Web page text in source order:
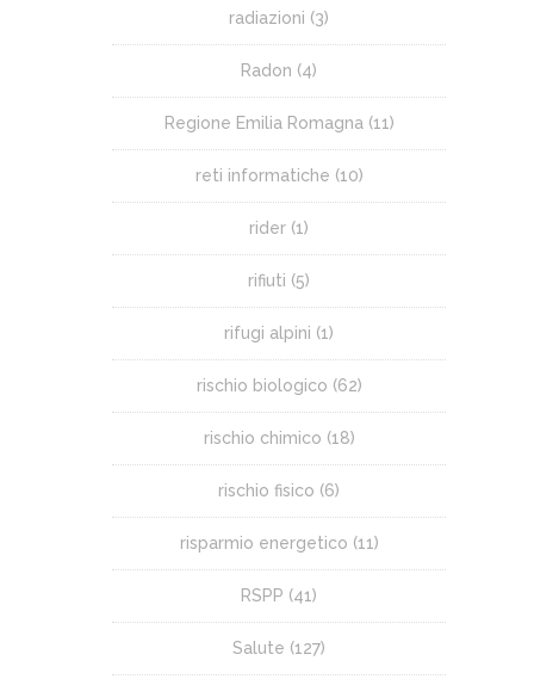
radiazioni (3)
Radon (4)
Regione Emilia Romagna (11)
reti informatiche (10)
rider (1)
rifiuti (5)
rifugi alpini (1)
rischio biologico (62)
rischio chimico (18)
rischio fisico (6)
risparmio energetico (11)
RSPP (41)
Salute (127)